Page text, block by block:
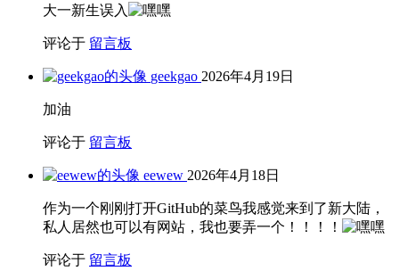
大一新生误入
评论于 留言板
geekgao 2026年4月19日
加油
评论于 留言板
eewew 2026年4月18日
作为一个刚刚打开GitHub的菜鸟我感觉来到了新大陆，
私人居然也可以有网站，我也要弄一个！！！！
评论于 留言板